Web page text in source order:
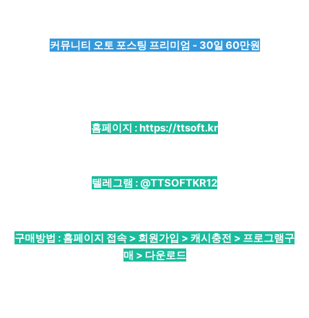
커뮤니티 오토 포스팅 프리미엄 - 30일 60만원
홈페이지 :https://ttsoft.kr
텔레그램 : @TTSOFTKR12
구매방법 : 홈페이지 접속 > 회원가입 > 캐시충전 > 프로그램구
매 > 다운로드